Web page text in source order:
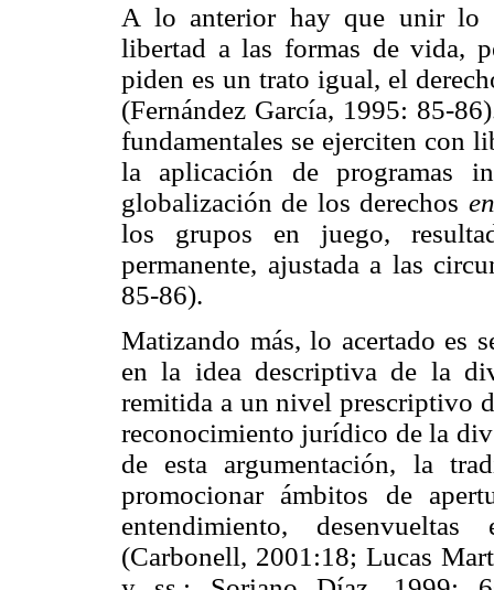
A lo anterior hay que unir lo
libertad a las formas de vida,
piden es un trato igual, el
(Fernández García, 1995: 85-
fundamentales se ejerciten con
la aplicación de programas
globalización de los derechos en
los grupos en juego,
permanente, ajustada a las
85-86).
Matizando más, lo acertado es
en la idea descriptiva de la
remitida a un nivel prescriptivo
reconocimiento jurídico de la
de esta argumentación, la
promocionar ámbitos de
entendimiento,
(Carbonell, 2001:18; Lucas